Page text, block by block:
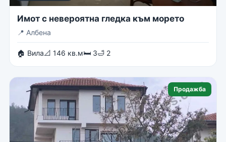
Имот с невероятна гледка към морето
📍 Албена
🏠 Вила📐 146 кв.м🛏 3🛁 2
Продажба